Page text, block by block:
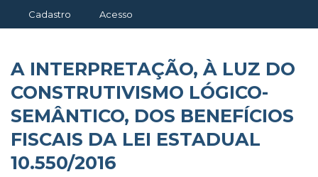
Cadastro Acesso
A INTERPRETAÇÃO, À LUZ DO
CONSTRUTIVISMO LÓGICO-
SEMÂNTICO, DOS BENEFÍCIOS
FISCAIS DA LEI ESTADUAL
10.550/2016